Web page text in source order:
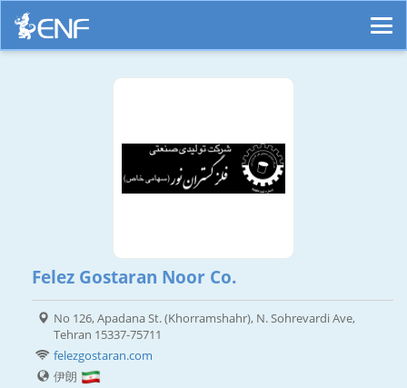
Felez Gostaran Noor Co.
No 126, Apadana St. (Khorramshahr), N. Sohrevardi Ave,
Tehran 15337-75711
felezgostaran.com
伊朗